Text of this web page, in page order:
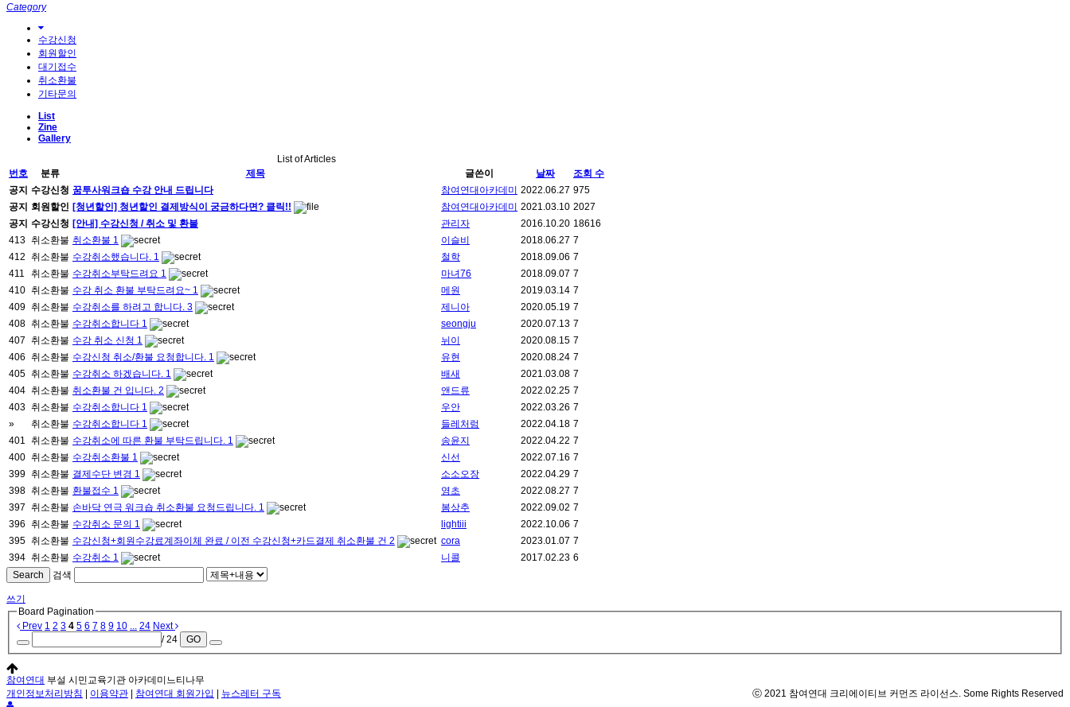
Category
수강신청
회원할인
대기접수
취소환불
기타문의
List
Zine
Gallery
List of Articles
번호
분류 제목 글쓴이 날짜
조회 수
공지 수강신청 꿈투사워크숍 수강 안내 드립니다 참여연대아카데미 2022.06.27 975
공지 회원할인 [청년할인] 청년할인 결제방식이 궁금하다면? 클릭!! 참여연대아카데미 2021.03.10 2027
공지 수강신청 [안내] 수강신청 / 취소 및 환불 관리자 2016.10.20 18616
413 취소환불 취소환불 1 이슬비 2018.06.27 7
412 취소환불 수강취소했습니다. 1 철학 2018.09.06 7
411
취소환불 수강취소부탁드려요 1 마녀76 2018.09.07 7
410 취소환불 수강 취소 환불 부탁드려요~ 1 메원 2019.03.14 7
409 취소환불 수강취소를 하려고 합니다. 3 제니아 2020.05.19 7
408 취소환불 수강취소합니다 1 seongju 2020.07.13 7
407 취소환불 수강 취소 신청 1 뉘이 2020.08.15 7
406 취소환불 수강신청 취소/환불 요청합니다. 1 유현 2020.08.24 7
405 취소환불 수강취소 하겠습니다. 1 배새 2021.03.08 7
404 취소환불 취소환불 건 입니다. 2 앤드류 2022.02.25 7
403 취소환불 수강취소합니다 1 우안 2022.03.26 7
»
취소환불 수강취소합니다 1 들레처럼 2022.04.18 7
401
취소환불 수강취소에 따른 환불 부탁드립니다. 1 송윤지 2022.04.22 7
400 취소환불 수강취소환불 1 신선 2022.07.16 7
399 취소환불 결제수단 변경 1 소소오장 2022.04.29 7
398 취소환불 환불접수 1 영초 2022.08.27 7
397 취소환불 손바닥 연극 워크숍 취소환불 요청드립니다. 1 봄상추 2022.09.02 7
396 취소환불 수강취소 문의 1 lightiii 2022.10.06 7
395 취소환불 수강신청+회원수강료계좌이체 완료 / 이전 수강신청+카드결제 취소환불 건 2 cora 2023.01.07 7
394 취소환불 수강취소 1 니콜 2017.02.23 6
Search
검색
쓰기
Board Pagination
Prev 1 2 3 4 5 6 7 8 9 10 24 Next
/ 24
GO
참여연대 부설 시민교육기관 아카데미느티나무
개인정보처리방침
이용약관 참여연대 회원가입 뉴스레터 구독 ⓒ 2021 참여연대 크리에이티브 커먼즈 라이선스. Some Rights Reserved